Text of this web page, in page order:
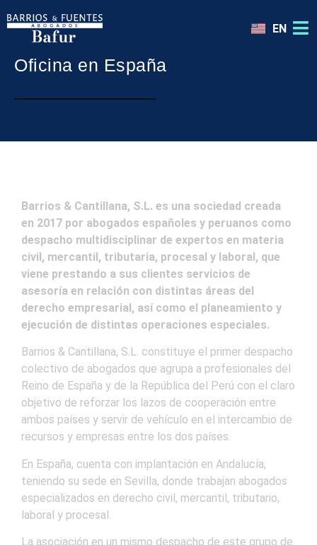
EN
Oficina en España
Barrios & Cantillana, S.L. es una sociedad creada
en 2017 por abogados españoles y peruanos como
despacho multidisciplinar de expertos en materia
civil, mercantil, tributaria, procesal y laboral, que
viene prestando a sus clientes servicios de
asesoría en relación con distintas áreas del
derecho empresarial, así como el planeamiento y
ejecución de distintas operaciones especiales.
Barrios & Cantillana, S.L. constituye el primer despacho
colectivo de abogados que agrupa a profesionales del
Reino de España y de la República del Perú con el claro
objetivo de reforzar los lazos de cooperación entre
ambos países y servir de vehículo en el intercambio de
recursos y empresas entre los dos países.
En España, cuenta con implantación en Andalucía,
teniendo su sede en Sevilla, donde trabajan abogados
especializados en derecho civil, mercantil, tributario,
laboral y procesal.
La asociación en un mismo despacho de este grupo de